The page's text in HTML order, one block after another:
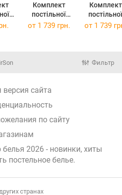
Комплект
постільної
білизни Бязь
Комплект
постільної
білизни Бязь
от 1 739 грн. от 1 739
Фильтр
версия сайта
по сайту
белья 2026 - новинки, хиты
постельное белье.
странах